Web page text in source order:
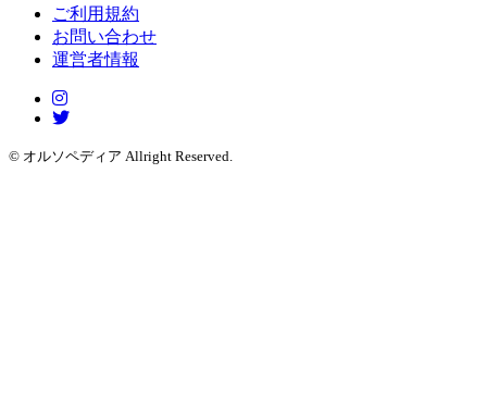
ご利用規約
お問い合わせ
運営者情報
© オルソペディア Allright Reserved.